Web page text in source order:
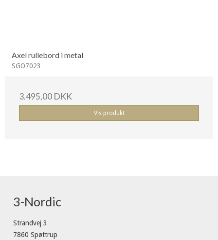
Axel rullebord i metal
SGO7023
3.495,00 DKK
Vis produkt
3-Nordic
Strandvej 3
7860 Spøttrup